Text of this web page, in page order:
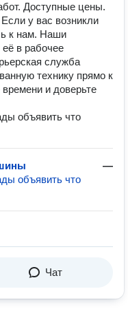
Доступные цены.
у вас возникли
к нам. Наши
в рабочее
служба
технику прямо к
и доверьте
объявить что
—
объявить что
Чат